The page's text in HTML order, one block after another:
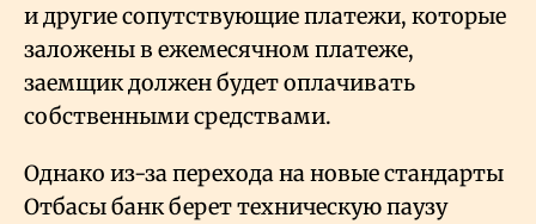
и другие сопутствующие платежи, которые
заложены в ежемесячном платеже,
заемщик должен будет оплачивать
собственными средствами.
Однако из-за перехода на новые стандарты
Отбасы банк берет техническую паузу